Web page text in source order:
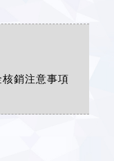
銷注意事項